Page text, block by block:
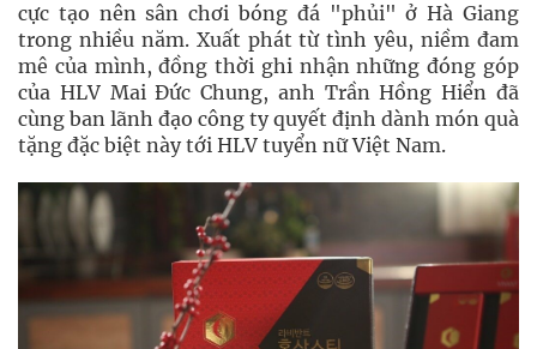
cực tạo nên sân chơi bóng đá "phủi" ở Hà Giang
trong nhiều năm. Xuất phát từ tình yêu, niềm đam
mê của mình, đồng thời ghi nhận những đóng góp
của HLV Mai Đức Chung, anh Trần Hồng Hiển đã
cùng ban lãnh đạo công ty quyết định dành món quà
tặng đặc biệt này tới HLV tuyển nữ Việt Nam.